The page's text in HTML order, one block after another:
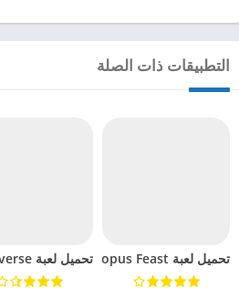
التطبيقات ذات الصلة
تحميل لعبة Octopus Feast مهكرة للاندرويد 2024 تحميل لعبة Dinosaur Universe مهكرة للاندرويد 2024